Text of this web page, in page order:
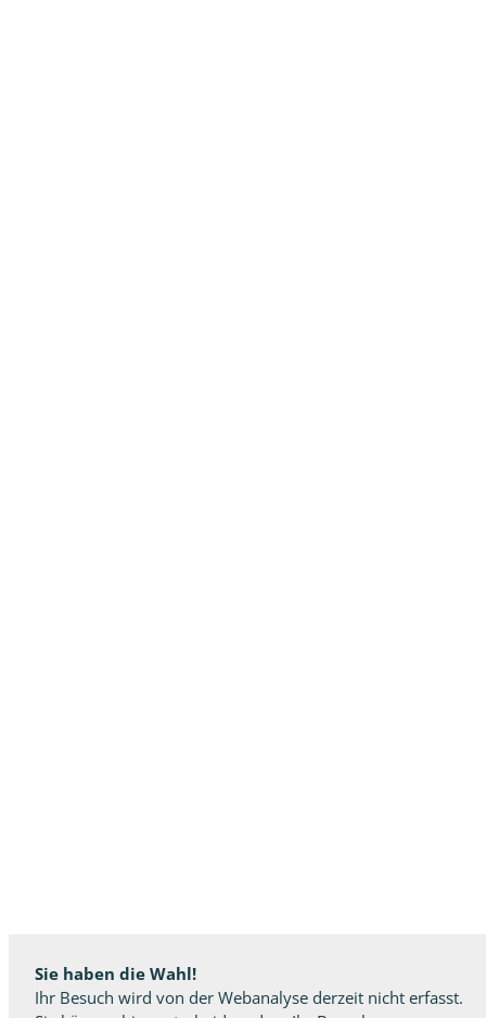
Sie haben die Wahl!
Ihr Besuch wird von der Webanalyse derzeit nicht erfasst.